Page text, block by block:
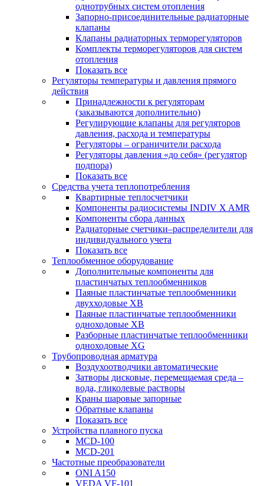
однотрубных систем отопления
Запорно-присоединительные радиаторные
клапаны
Клапаны радиаторных терморегуляторов
Комплекты терморегуляторов для систем
отопления
Показать все
Регуляторы температуры и давления прямого
действия
Принадлежности к регуляторам
(заказываются дополнительно)
Регулирующие клапаны для регуляторов
давления, расхода и температуры
Регуляторы – ограничители расхода
Регуляторы давления «до себя» (регулятор
подпора)
Показать все
Средства учета теплопотребления
Квартирные теплосчетчики
Компоненты радиосистемы INDIV X AMR
Компоненты сбора данных
Радиаторные счетчики–распределители для
индивидуального учета
Показать все
Теплообменное оборудование
Дополнительные компоненты для
пластинчатых теплообменников
Паяные пластинчатые теплообменники
двухходовые XB
Паяные пластинчатые теплообменники
одноходовые ХВ
Разборные пластинчатые теплообменники
одноходовые ХG
Трубопроводная арматура
Воздухоотводчики автоматические
Затворы дисковые, перемещаемая среда –
вода, гликолевые растворы
Краны шаровые запорные
Обратные клапаны
Показать все
Устройства плавного пуска
MCD-100
MCD-201
Частотные преобразователи
ONI A150
VEDA VF-101